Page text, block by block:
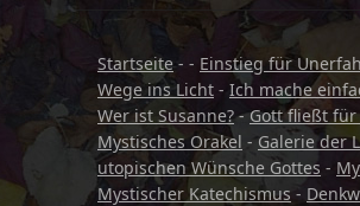
Startseite- - Einstieg für
Wege ins Licht - Ich mache
Wer ist Susanne?-Gott fließt für
Mystisches Orakel -Galerie der
utopischen Wünsche Gottes -
Mystischer Katechismus -